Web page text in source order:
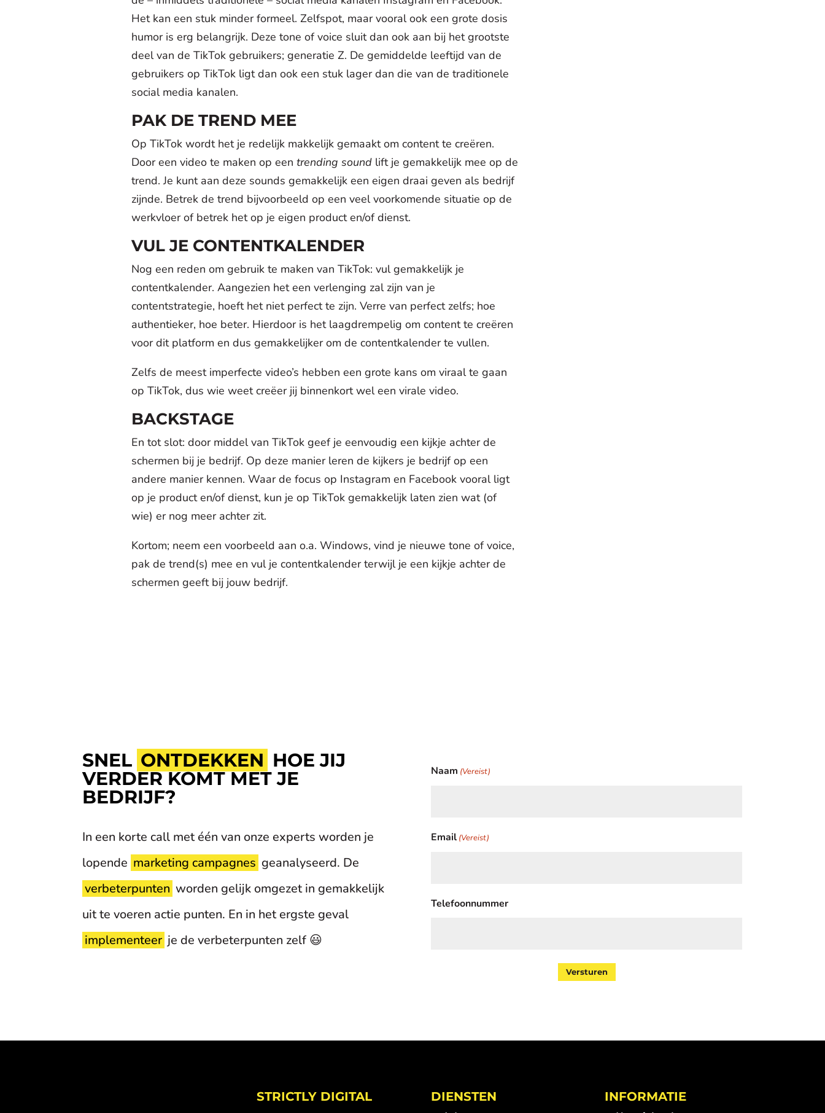
Het kan een stuk minder formeel. Zelfspot, maar vooral ook een grote dosis
humor is erg belangrijk. Deze tone of voice sluit dan ook aan bij het grootste
deel van de TikTok gebruikers; generatie Z. De gemiddelde leeftijd van de
gebruikers op TikTok ligt dan ook een stuk lager dan die van de traditionele
social media kanalen.
PAK DE TREND MEE
Op TikTok wordt het je redelijk makkelijk gemaakt om content te creëren.
Door een video te maken op een trending sound lift je gemakkelijk mee op de
trend. Je kunt aan deze sounds gemakkelijk een eigen draai geven als bedrijf
zijnde. Betrek de trend bijvoorbeeld op een veel voorkomende situatie op de
werkvloer of betrek het op je eigen product en/of dienst.
VUL JE CONTENTKALENDER
Nog een reden om gebruik te maken van TikTok: vul gemakkelijk je
contentkalender. Aangezien het een verlenging zal zijn van je
contentstrategie, hoeft het niet perfect te zijn. Verre van perfect zelfs; hoe
authentieker, hoe beter. Hierdoor is het laagdrempelig om content te creëren
voor dit platform en dus gemakkelijker om de contentkalender te vullen.
Zelfs de meest imperfecte video’s hebben een grote kans om viraal te gaan
op TikTok, dus wie weet creëer jij binnenkort wel een virale video.
BACKSTAGE
En tot slot: door middel van TikTok geef je eenvoudig een kijkje achter de
schermen bij je bedrijf. Op deze manier leren de kijkers je bedrijf op een
andere manier kennen. Waar de focus op Instagram en Facebook vooral ligt
op je product en/of dienst, kun je op TikTok gemakkelijk laten zien wat (of
wie) er nog meer achter zit.
Kortom; neem een voorbeeld aan o.a. Windows, vind je nieuwe tone of voice,
pak de trend(s) mee en vul je contentkalender terwijl je een kijkje achter de
schermen geeft bij jouw bedrijf.
SNEL ONTDEKKEN HOE JIJ
VERDER KOMT MET JE
BEDRIJF?
In een korte call met één van onze experts worden je
lopende marketing campagnes geanalyseerd. De
verbeterpunten worden gelijk omgezet in gemakkelijk
uit te voeren actie punten. En in het ergste geval
implementeer je de verbeterpunten zelf 😃
Naam (Vereist)
Email (Vereist)
Telefoonnummer
Versturen
STRICTLY DIGITAL
DIENSTEN
INFORMATIE